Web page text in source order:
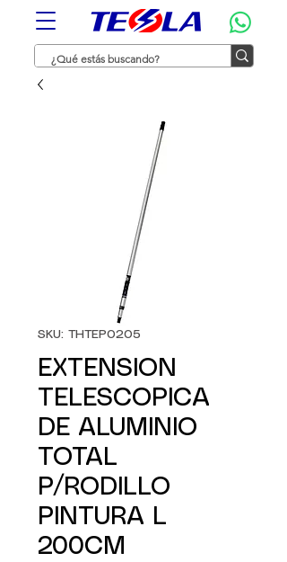
SKU: THTEP0205
EXTENSION
TELESCOPICA
DE ALUMINIO
TOTAL
P/RODILLO
PINTURA L
200CM